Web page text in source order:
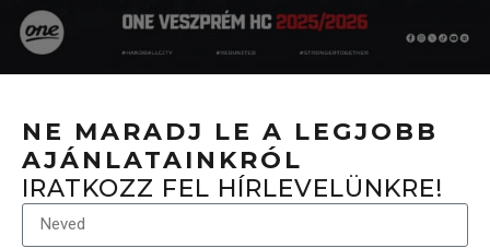
NE MARADJ LE A LEGJOBB
AJÁNLATAINKRÓL
IRATKOZZ FEL HÍRLEVELÜNKRE!